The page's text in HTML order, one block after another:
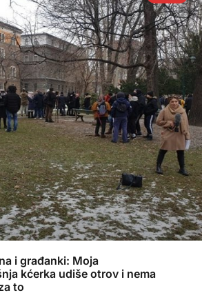
i građanki: Moja
kćerka udiše otrov i nema
to